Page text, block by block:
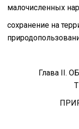
малочисленных
сохранение на
Глава II.